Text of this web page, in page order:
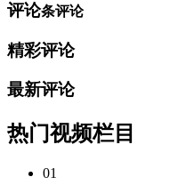
评论条评论
精彩评论
最新评论
热门视频栏目
01